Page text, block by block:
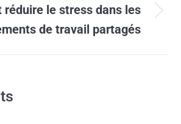
Onglet
suivant
réduire le stress dans les
de travail partagés